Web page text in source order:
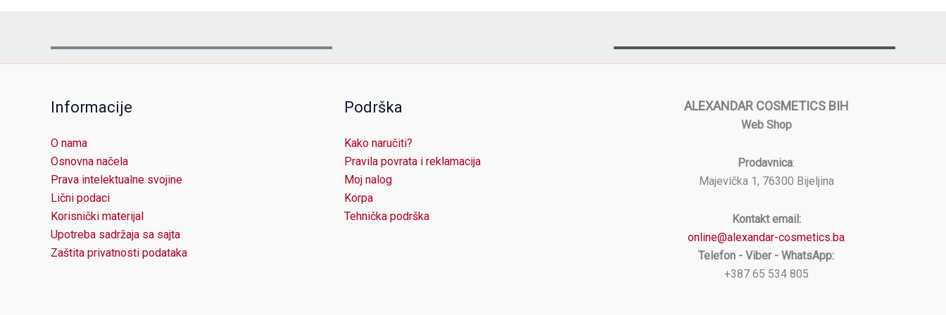
Informacije
O nama
Osnovna načela
Prava intelektualne svojine
Lični podaci
Korisnički materijal
Upotreba sadržaja sa sajta
Zaštita privatnosti podataka
Podrška
Kako naručiti?
Pravila povrata i reklamacija
Moj nalog
Korpa
Tehnička podrška
ALEXANDAR COSMETICS BIH
Web Shop
Prodavnica:
Majevička 1, 76300 Bijeljina
Kontakt email:
online@alexandar-cosmetics.ba
Telefon - Viber - WhatsApp:
+387 65 534 805